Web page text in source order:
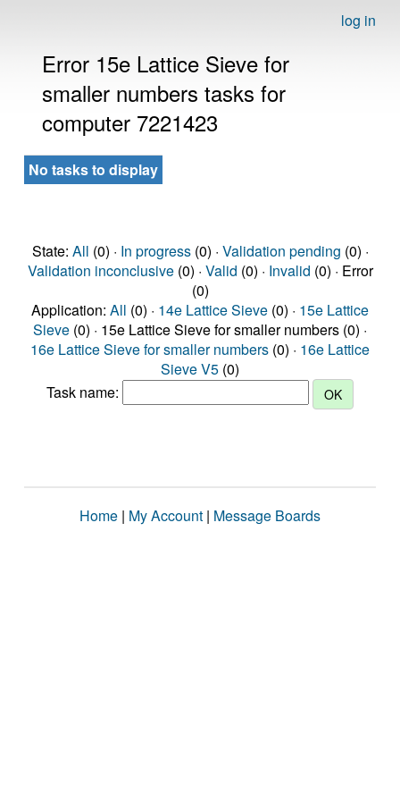
log in
Error 15e Lattice Sieve for
smaller numbers tasks for
computer 7221423
No tasks to display
State: All (0) · In progress(0) · Validation pending (0) ·
Validation inconclusive(0) · Valid (0) · Invalid (0) · Error
(0)
Application: All (0) · 14e Lattice Sieve (0) · 15e Lattice
Sieve (0) · 15e Lattice Sieve for smaller numbers (0) ·
16e Lattice Sieve for smaller numbers (0) · 16e Lattice
Sieve V5 (0)
Task name:
Home | My Account | Message Boards